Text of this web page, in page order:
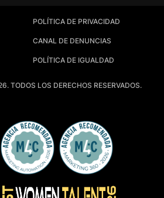
TODOS LOS DERECHOS RESERVADOS.
POLÍTICA DE PRIVACIDAD
CANAL DE DENUNCIAS
POLÍTICA DE IGUALDAD